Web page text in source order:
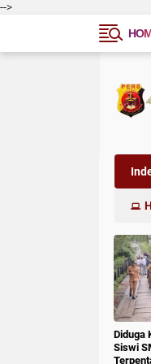
-->
Diduga
Siswi